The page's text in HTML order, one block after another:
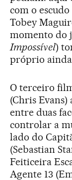
com o
Tobey
momento do
Impossível)
próprio
O terceiro
(Chris
entre duas
controlar a
lado do
(Sebastian
Feiticeira
Agente 13